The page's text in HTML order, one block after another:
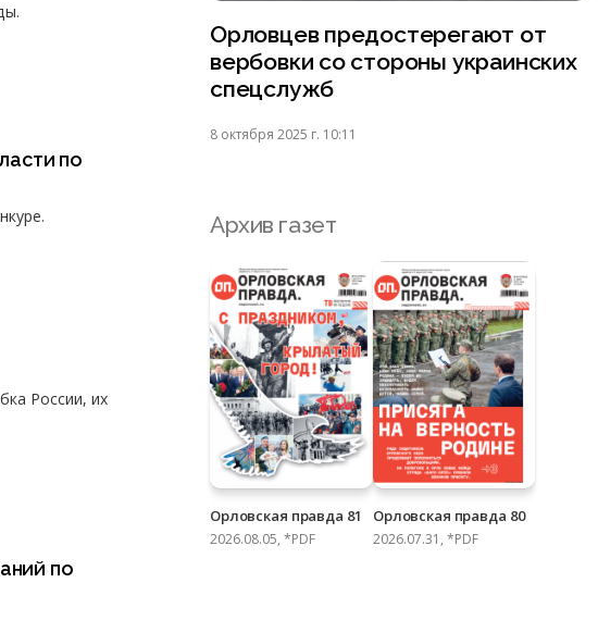
по
России, их
по
Орловцев предостерегают от
вербовки со стороны украинских
спецслужб
8 октября 2025 г. 10:11
Архив газет
Орловская правда 81
2026.08.05, *PDF
Орловская правда 80
2026.07.31, *PDF